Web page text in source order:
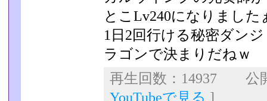
とこLv240になりました
1日2回行ける秘密ダン
ラゴンで決まりだねｗ
再生回数：14937 公
YouTubeで見る ]